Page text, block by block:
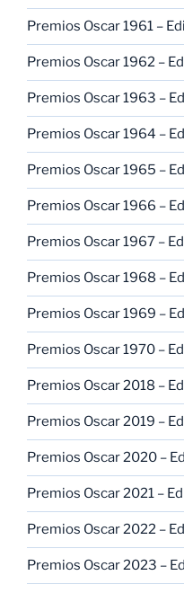
Premios Oscar 1961 –
Premios Oscar 1962 –
Premios Oscar 1963 –
Premios Oscar 1964 –
Premios Oscar 1965 –
Premios Oscar 1966 –
Premios Oscar 1967 –
Premios Oscar 1968 –
Premios Oscar 1969 –
Premios Oscar 1970 –
Premios Oscar 2018 –
Premios Oscar 2019 –
Premios Oscar 2020 –
Premios Oscar 2021 –
Premios Oscar 2022 –
Premios Oscar 2023 –